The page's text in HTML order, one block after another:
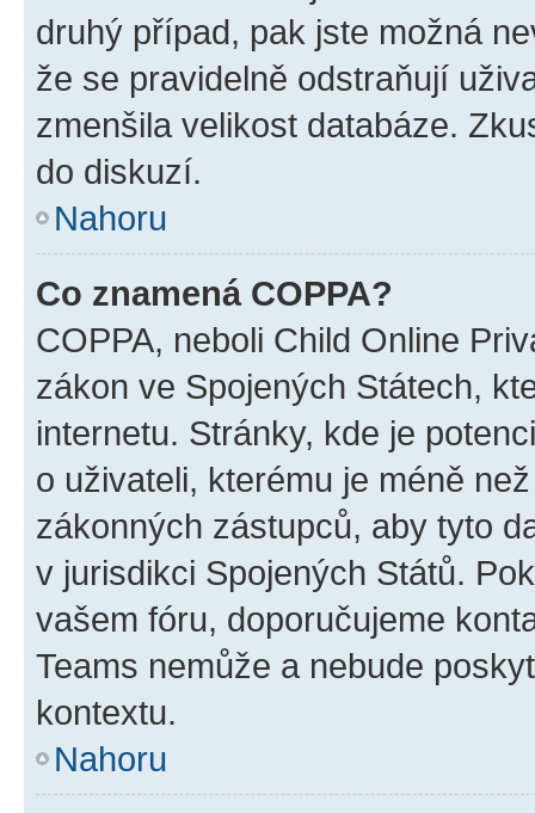
druhý případ, pak jste možná
že se pravidelně odstraňují
zmenšila velikost databáze.
do diskuzí.
Nahoru
Co znamená COPPA?
COPPA, neboli Child Online
zákon ve Spojených Státech,
internetu. Stránky, kde je
o uživateli, kterému je méně
zákonných zástupců, aby tyto
v jurisdikci Spojených Států.
vašem fóru, doporučujeme
Teams nemůže a nebude
kontextu.
Nahoru